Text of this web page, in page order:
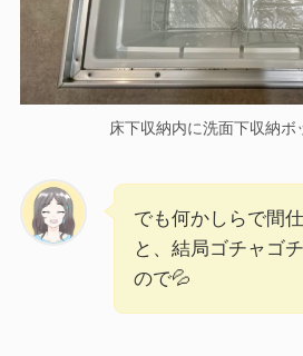
床下収納内に洗面下収納ボ
でも何かしらで間
と、結局ゴチャゴ
ので💦